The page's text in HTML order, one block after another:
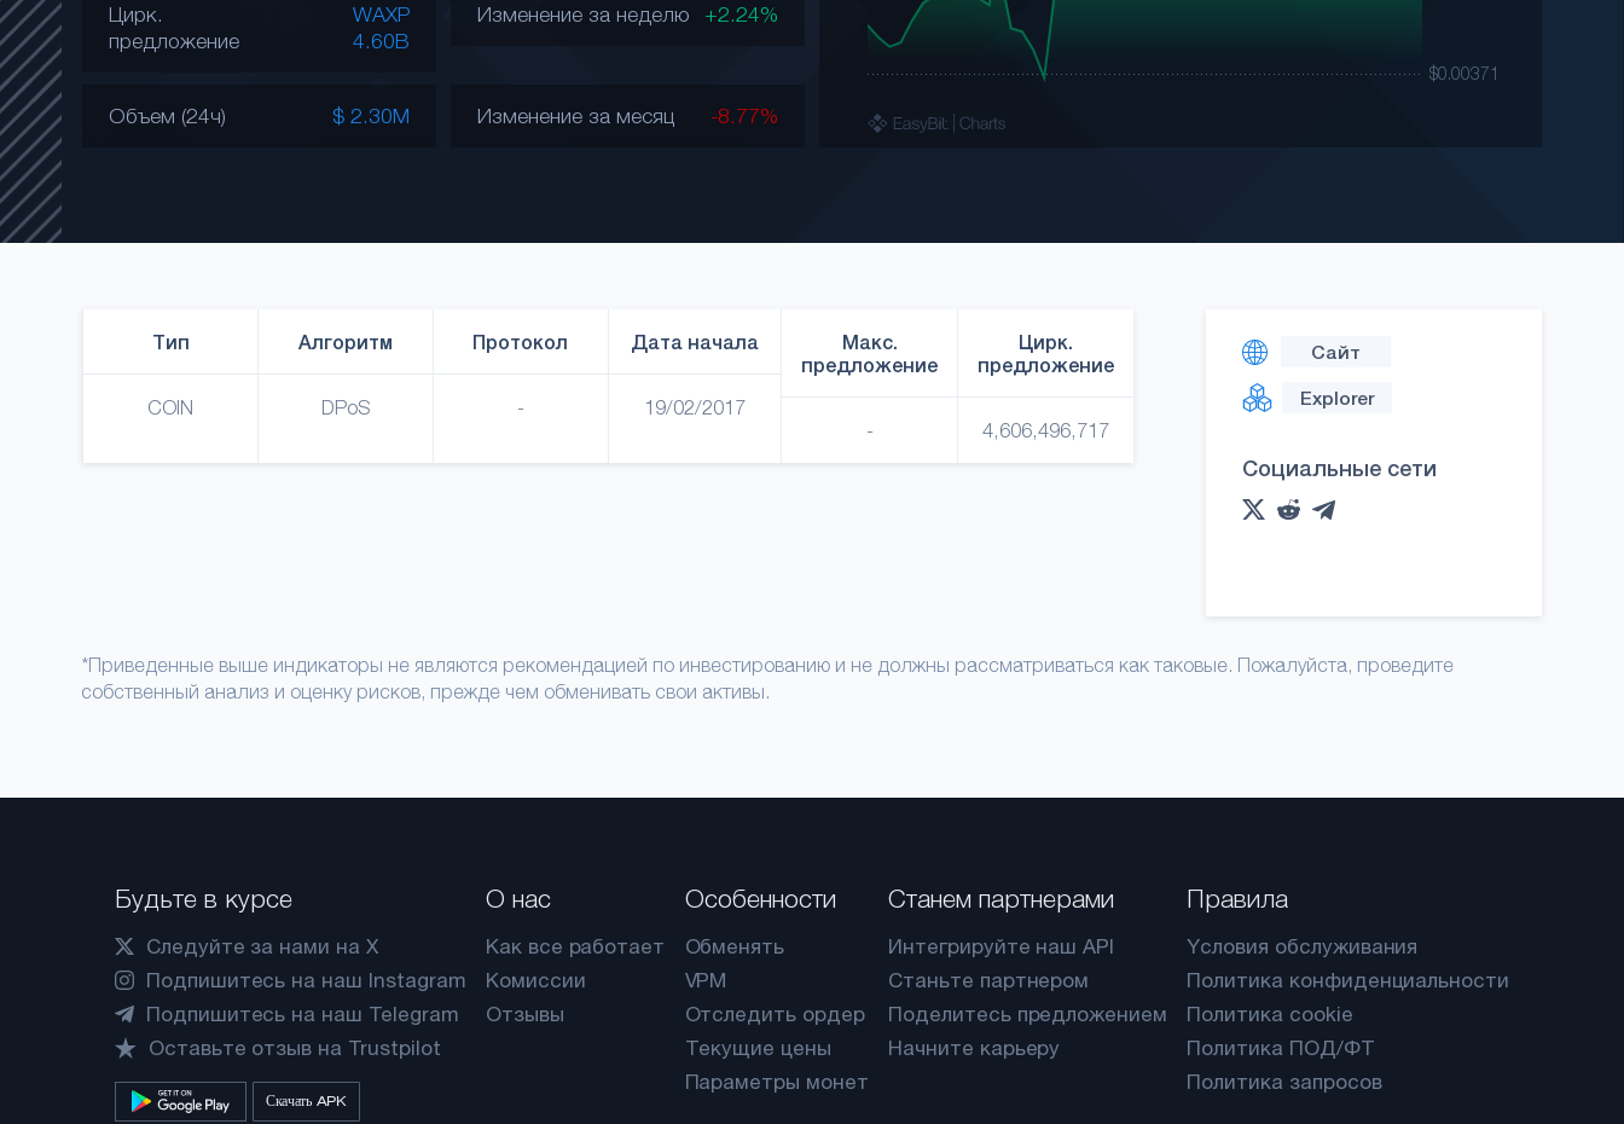
Цирк.
предложение
WAXP
4.60B
Объем (24ч) $ 2.30M
Изменение за неделю +2.24%
Изменение за месяц -8.77%
Тип
COIN
Алгоритм
DPoS
Протокол
-
Дата начала
19/02/2017
Макс.
предложение
-
Цирк.
предложение
4,606,496,717
Сайт
Explorer
Социальные сети
*Приведенные выше индикаторы не являются рекомендацией по инвестированию и не должны рассматриваться как таковые. Пожалуйста, проведите
собственный анализ и оценку рисков, прежде чем обменивать свои активы.
Будьте в курсе
Следуйте за нами на X
Подпишитесь на наш Instagram
Подпишитесь на наш Telegram
Оставьте отзыв на Trustpilot
Скачать APK
О нас
Как все работает
Комиссии
Отзывы
Особенности
Обменять
VPM
Отследить ордер
Текущие цены
Параметры монет
Станем партнерами
Интегрируйте наш API
Станьте партнером
Поделитесь предложением
Начните карьеру
Правила
Yсловия обслуживания
Политика конфиденциальности
Политика cookie
Политика ПОД/ФТ
Политика запросов